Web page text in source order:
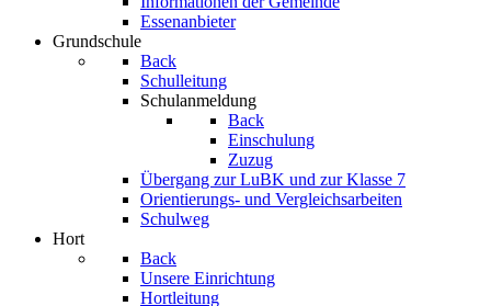
Essenanbieter
Grundschule
Back
Schulleitung
Schulanmeldung
Back
Einschulung
Zuzug
Übergang zur LuBK und zur Klasse 7
Orientierungs- und Vergleichsarbeiten
Schulweg
Hort
Back
Unsere Einrichtung
Hortleitung